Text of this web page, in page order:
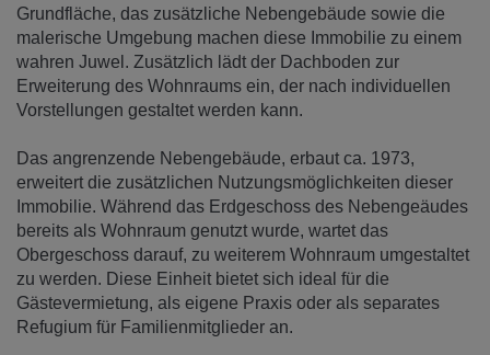
Grundfläche, das zusätzliche Nebengebäude sowie die
malerische Umgebung machen diese Immobilie zu einem
wahren Juwel. Zusätzlich lädt der Dachboden zur
Erweiterung des Wohnraums ein, der nach individuellen
Vorstellungen gestaltet werden kann.
Das angrenzende Nebengebäude, erbaut ca. 1973,
erweitert die zusätzlichen Nutzungsmöglichkeiten dieser
Immobilie. Während das Erdgeschoss des Nebengeäudes
bereits als Wohnraum genutzt wurde, wartet das
Obergeschoss darauf, zu weiterem Wohnraum umgestaltet
zu werden. Diese Einheit bietet sich ideal für die
Gästevermietung, als eigene Praxis oder als separates
Refugium für Familienmitglieder an.